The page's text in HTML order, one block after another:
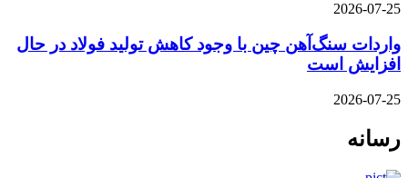
2026-07-25
واردات سنگ‌آهن چین با وجود کاهش تولید فولاد در حال
افزایش است
2026-07-25
رسانه